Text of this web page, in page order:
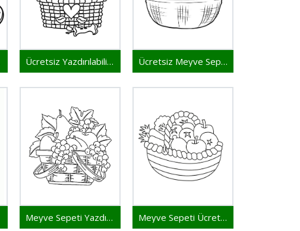
Ücretsiz Yazdırılabilir Meyve Sepeti Ücretsiz Meyve Sepeti
Meyve Sepeti Yazdırılabilir Meyve Sepeti Ücretsiz Yazdırılabilir